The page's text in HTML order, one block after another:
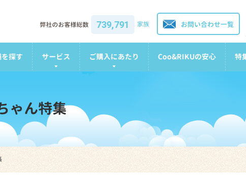
お問い合わせ一覧
弊社のお客様総数 739,791 家族
探す サービス ご購入にあたり Coo&RIKUの安心 特
ゃん特集